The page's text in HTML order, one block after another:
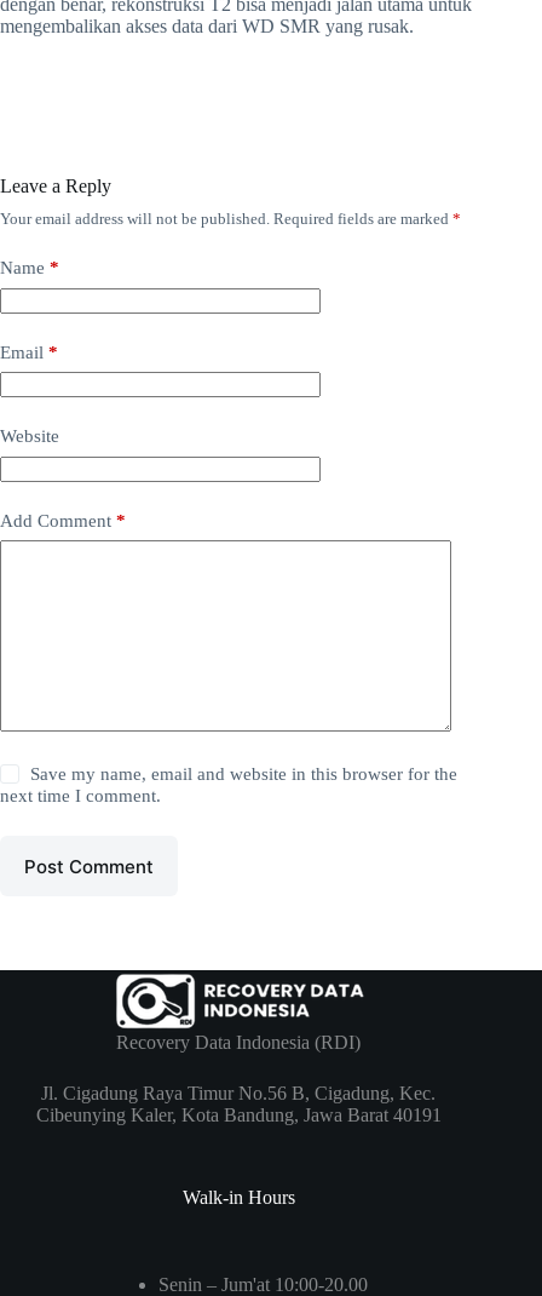
dengan benar, rekonstruksi T2 bisa menjadi jalan utama untuk
mengembalikan akses data dari WD SMR yang rusak.
Leave a Reply
Your email address will not be published. Required fields are marked *
Name *
Email *
Website
Add Comment *
Save my name, email and website in this browser for the
next time I comment.
Post Comment
Recovery Data Indonesia (RDI)
Jl. Cigadung Raya Timur No.56 B, Cigadung, Kec.
Cibeunying Kaler, Kota Bandung, Jawa Barat 40191
Walk-in Hours
Senin – Jum'at 10:00-20.00